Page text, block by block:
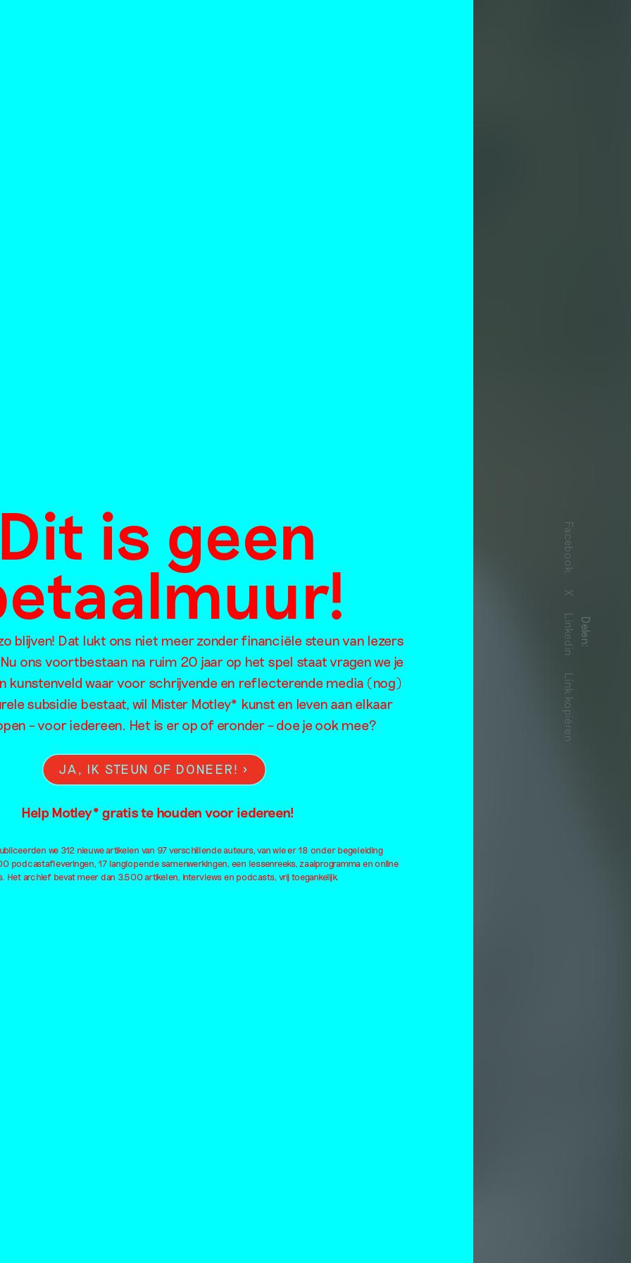
is geen
blijven! Dat lukt ons niet meer zonder financiële steun van lezers
ons voortbestaan na ruim 20 jaar op het spel staat vragen we je
kunstenveld waar voor schrijvende en reflecterende media (nog)
subsidie bestaat, wil Mister Motley* kunst en leven aan elkaar
– voor iedereen. Het is er op of eronder – doe je ook mee?
JA, IK STEUN OF DONEER!
Help Motley* gratis te houden voor iedereen!
we 312 nieuwe artikelen van 97 verschillende auteurs, van wie er 18 onder begeleiding
podcastafleveringen, 17 langlopende samenwerkingen, een lessenreeks, zaalprogramma en online
Het archief bevat meer dan 3.500 artikelen, interviews en podcasts, vrij toegankelijk.
als Delen
:
Facebook
X
Linkedin
Link kopiëren